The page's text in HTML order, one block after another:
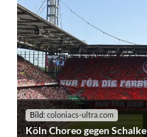
Bild: coloniacs-ultra.com
Köln Choreo gegen Schalke